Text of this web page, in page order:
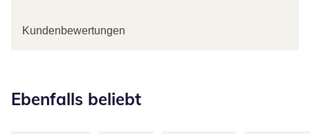
Kundenbewertungen
Ebenfalls beliebt